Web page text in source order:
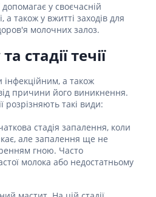
у своєчасній
а також у вжитті заходів для
молочних залоз.
стадії течії
інфекційним, а також
причини його виникнення.
розрізняють такі види:
стадія запалення, коли
але запалення ще не
гною. Часто
молока або недостатньому